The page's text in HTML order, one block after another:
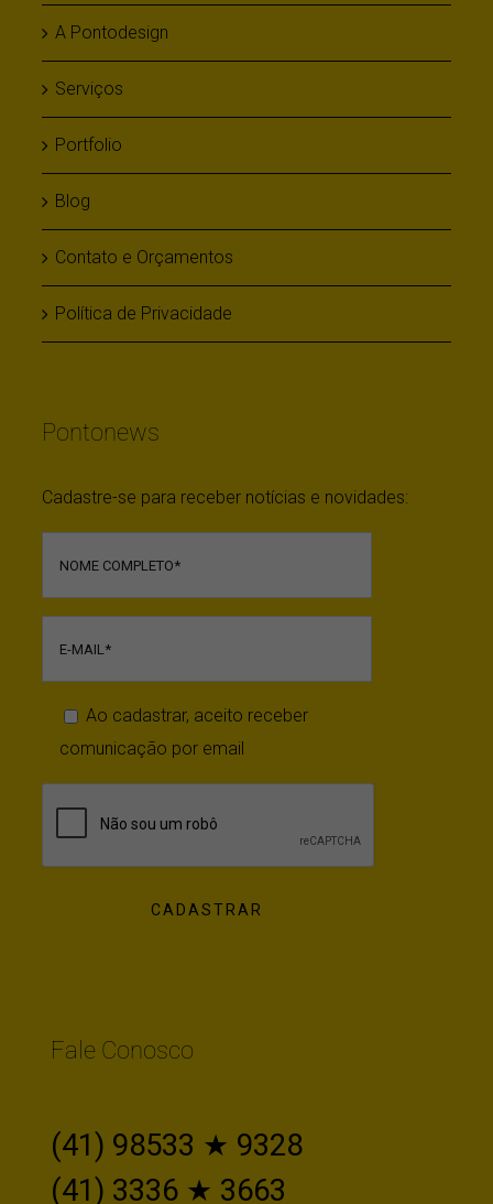
A Pontodesign
Serviços
Portfolio
Blog
Contato e Orçamentos
Política de Privacidade
Pontonews
Cadastre-se para receber notícias e novidades:
Ao cadastrar, aceito receber
comunicação por email
Fale Conosco
(41) 98533 ★ 9328